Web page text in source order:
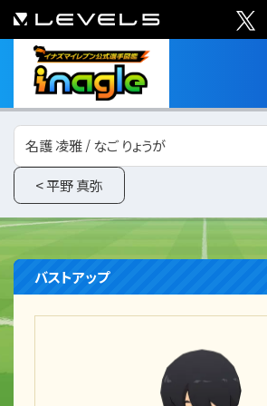
< 平野 真弥
名護 凌雅 / なご りょうが
バストアップ